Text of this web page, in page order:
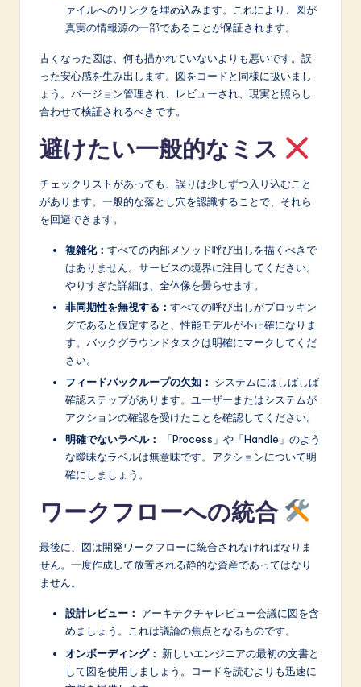
ァイルへのリンクを埋め込みます。これにより、図が
真実の情報源の一部であることが保証されます。
古くなった図は、何も描かれていないよりも悪いです。誤
った安心感を生み出します。図をコードと同様に扱いまし
ょう。バージョン管理され、レビューされ、現実と照らし
合わせて検証されるべきです。
避けたい一般的なミス
チェックリストがあっても、誤りは少しずつ入り込むこと
があります。一般的な落とし穴を認識することで、それら
を回避できます。
複雑化： すべての内部メソッド呼び出しを描くべきで
はありません。サービスの境界に注目してください。
やりすぎた詳細は、全体像を曇らせます。
非同期性を無視する： すべての呼び出しがブロッキン
グであると仮定すると、性能モデルが不正確になりま
す。バックグラウンドタスクは明確にマークしてくだ
さい。
フィードバックループの欠如： システムにはしばしば
確認ステップがあります。ユーザーまたはシステムが
アクションの確認を受けたことを確認してください。
明確でないラベル：
「Process」や「Handle」のよう
な曖昧なラベルは無意味です。アクションについて明
確にしましょう。
ワークフローへの統合
最後に、図は開発ワークフローに統合されなければなりま
せん。一度作成して放置される静的な資産であってはなり
ません。
設計レビュー： アーキテクチャレビュー会議に図を含
めましょう。これは議論の焦点となるものです。
オンボーディング： 新しいエンジニアの最初の文書と
して図を使用しましょう。コードを読むよりも迅速に